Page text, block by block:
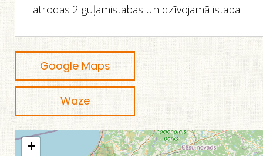
atrodas 2 guļamistabas un dzīvojamā istaba.
Google Maps
Waze
+